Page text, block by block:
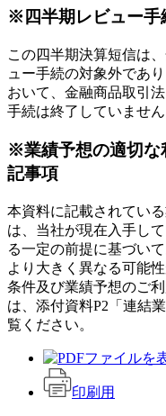
※四半期レビュー手
この四半期決算短信は
ュー手続の対象外であ
おいて、金融商品取引
手続は終了していません
※業績予想の適切な
記事項
本資料に記載されてい
は、当社が現在入手し
る一定の前提に基づい
より大きく異なる可能
条件及び業績予想のご
は、添付資料P2「連結
覧ください。
印刷用